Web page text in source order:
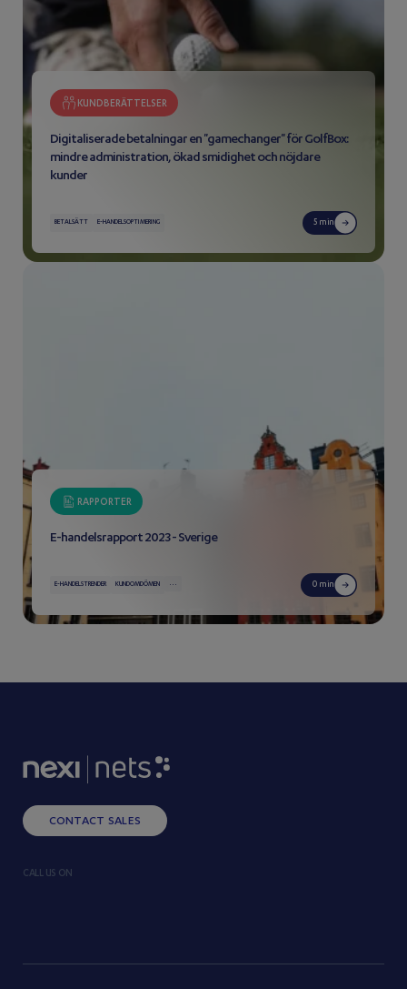
KUNDBERÄTTELSER
Digitaliserade betalningar en "gamechanger" för GolfBox:
mindre administration, ökad smidighet och nöjdare
kunder
BETALSÄTT E-HANDELSOPTIMERING 5 min
RAPPORTER
E-handelsrapport 2023 - Sverige
E-HANDELSTRENDER KUNDOMDÖMEN ... 0 min
CONTACT SALES
CALL US ON